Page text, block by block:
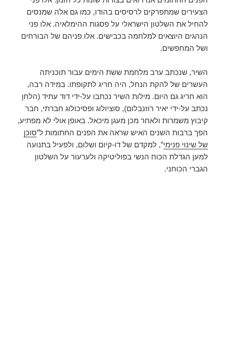
הצעירים שמתפרקים לרסיסים בהודו, כמו גם אלה שמנסים
להחיל את השלטון הישראלי על פסגות ההימלאיה. אלו פני
הנהגים היוצאים למלחמה בכבישים. אלו פניהם של הבורחים
ושל המחפשים.
השיר, שנכתב ערב מלחמת ששת הימים עבור תוכניתה
העשרים של להקת הנחל, היה חריג לתקופתו. במידה רבה,
הוא חריג גם היום. מילות השיר נכתבו על-ידי דוד עתיד (הלחן
נכתב על-ידי יאיר רוזנבלום), סוציולוג ופסיכולוג חברתי, חבר
קיבוץ משמרות ולאחר מכן מעגן מיכאל. באופן אולי לא מפתיע,
הפך ברבות השנים האיש שראה את הפנים החתומות ל”סוכן
של שינוי פנימי”, למקדם של דו-קיום ושלום, ולפעיל בתנועה
למען הגדלת הכוח הנשי בפוליטיקה ולערעור על השלטון
הגברי הכוחני.